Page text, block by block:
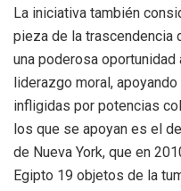
La iniciativa también
pieza de la trascendencia
una poderosa oportunidad
liderazgo moral,
infligidas por potencias
los que se apoyan es el
de Nueva York, que en
Egipto 19 objetos de la